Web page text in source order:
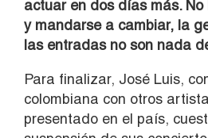
actuar en dos días más.
y mandarse a cambiar, la
las entradas no son nada
Para finalizar, José Luis,
colombiana con otros
presentado en el país,